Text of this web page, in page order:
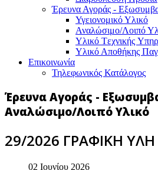
Έρευνα Αγοράς -
Υγειονομικό Υλικό
Αναλώσιμο/Λοιπό
Υλικό Tεχνικής
Υλικό Αποθήκης
Επικοινωνία
Τηλεφωνικός Κατάλογος
Έρευνα Αγοράς -
Αναλώσιμο/Λοιπό Υλικό
29/2026 ΓΡΑΦΙΚΗ ΥΛΗ
02 Ιουνίου 2026